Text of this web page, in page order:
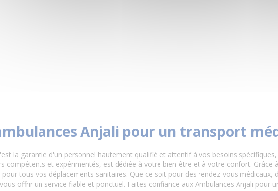
Anjali pour un transport
la garantie d'un personnel hautement qualifié et attentif à vos besoins
compétents et expérimentés, est dédiée à votre bien-être et à votre confort.
tous vos déplacements sanitaires. Que ce soit pour des rendez-vous
offrir un service fiable et ponctuel. Faites confiance aux Ambulances Anjali pour